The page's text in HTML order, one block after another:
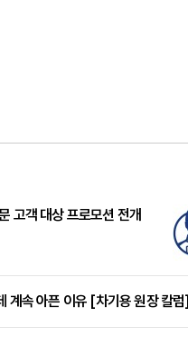
고객 대상 프로모션 전개
계속 아픈 이유 [차기용 원장 칼럼]